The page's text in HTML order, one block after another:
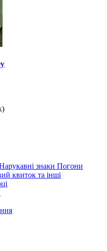
знаки Погони
квиток та інші